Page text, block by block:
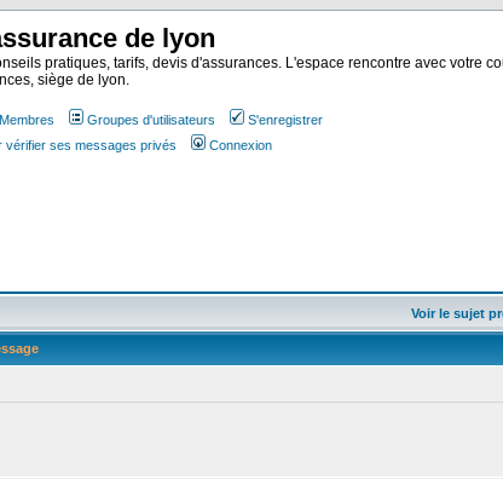
de lyon
pratiques, tarifs, devis d'assurances. L'espace rencontre avec votre
siège de lyon.
Groupes d'utilisateurs
S'enregistrer
vérifier ses messages privés Connexion
Voir le sujet